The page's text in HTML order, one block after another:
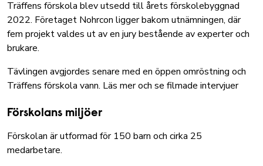
Träffens förskola blev utsedd till årets förskolebyggnad
2022. Företaget Nohrcon ligger bakom utnämningen, där
fem projekt valdes ut av en jury bestående av experter och
brukare.
Tävlingen avgjordes senare med en öppen omröstning och
Träffens förskola vann. Läs mer och se filmade intervjuer
Förskolans miljöer
Förskolan är utformad för 150 barn och cirka 25
medarbetare.